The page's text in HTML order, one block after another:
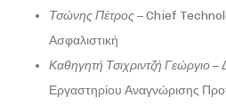
Τσώνης Πέτρος– Chief
Ασφαλιστική
Καθηγητή Τσιχριντζή Γεώργιο–
Εργαστηρίου Αναγνώρισης